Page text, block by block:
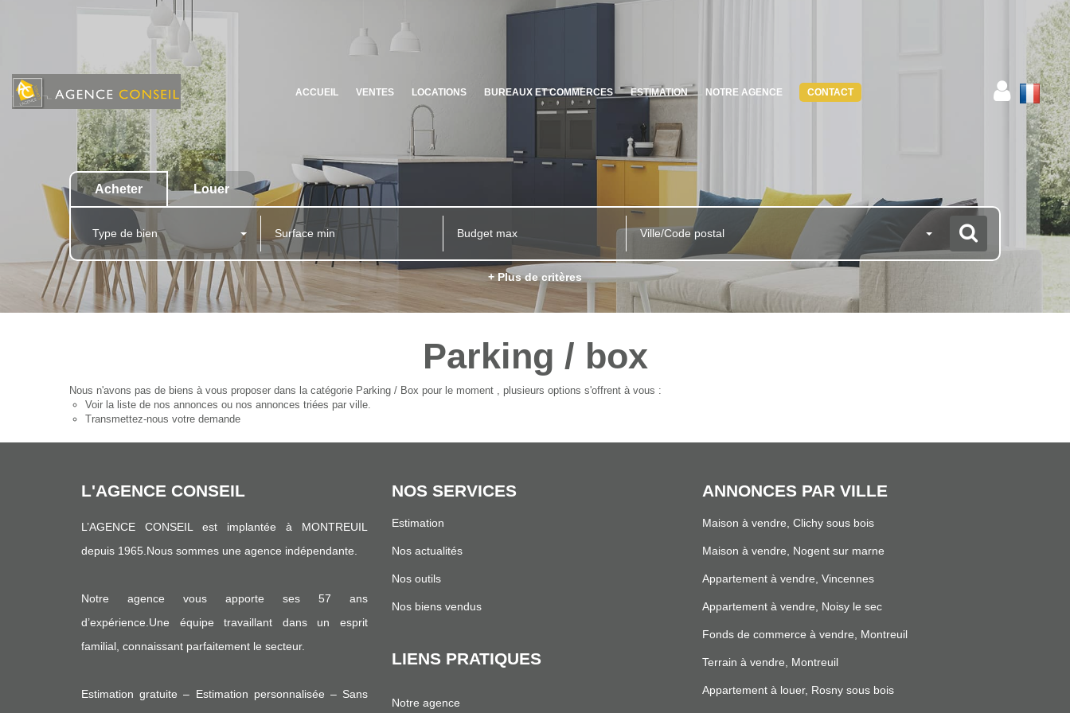
ACCUEIL VENTES LOCATIONS BUREAUX ET COMMERCES ESTIMATION NOTRE AGENCE CONTACT
Acheter Louer
Type de bien Ville/Code postal
+ Plus de critères
Parking / box
Nous n'avons pas de biens à vous proposer dans la catégorie Parking / Box pour le moment , plusieurs options s'offrent à vous :
Voir la liste de nos annonces ou nos annonces triées par ville.
Transmettez-nous votre demande
L'AGENCE CONSEIL
L’AGENCE CONSEIL est implantée à MONTREUIL
depuis 1965.Nous sommes une agence indépendante.
Notre agence vous apporte ses 57 ans
d’expérience.Une équipe travaillant dans un esprit
familial, connaissant parfaitement le secteur.
Estimation gratuite – Estimation personnalisée – Sans
NOS SERVICES
Estimation
Nos actualités
Nos outils
Nos biens vendus
LIENS PRATIQUES
Notre agence
ANNONCES PAR VILLE
Maison à vendre, Clichy sous bois
Maison à vendre, Nogent sur marne
Appartement à vendre, Vincennes
Appartement à vendre, Noisy le sec
Fonds de commerce à vendre, Montreuil
Terrain à vendre, Montreuil
Appartement à louer, Rosny sous bois